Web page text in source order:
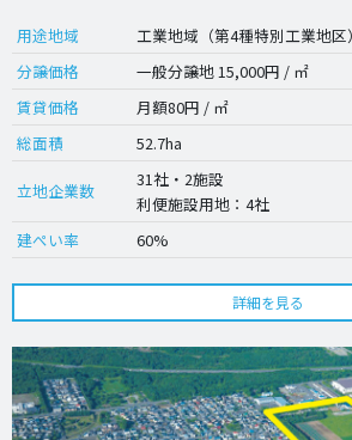
用途地域
工業地域（第4種特別工業地区）
分譲価格
一般分譲地 15,000円 / ㎡
賃貸価格
月額80円 / ㎡
総面積
52.7ha
立地企業数
31社・2施設
利便施設用地：4社
建ぺい率
60%
詳細を見る